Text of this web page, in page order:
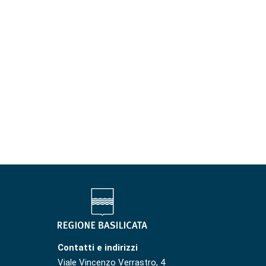
Contatti e indirizzi
Viale Vincenzo Verrastro, 4